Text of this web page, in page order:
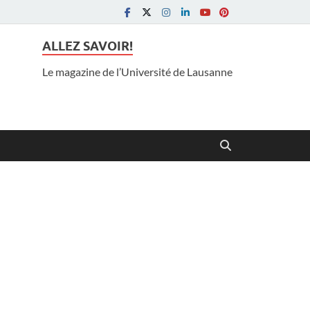
ALLEZ SAVOIR!
Le magazine de l’Université de Lausanne